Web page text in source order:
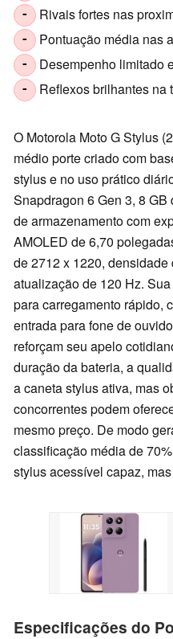
- Rivais fortes nas
- Pontuação média nas
- Desempenho limitado
- Reflexos brilhantes na
O Motorola Moto G Stylus
médio porte criado com
stylus e no uso prático
Snapdragon 6 Gen 3, 8
de armazenamento com
AMOLED de 6,70
de 2712 x 1220,
atualização de 120 Hz.
para carregamento rápido,
entrada para fone de
reforçam seu apelo
duração da bateria, a
a caneta stylus ativa, mas
concorrentes podem
mesmo preço. De modo
classificação média de
stylus acessível capaz,
Especificações do